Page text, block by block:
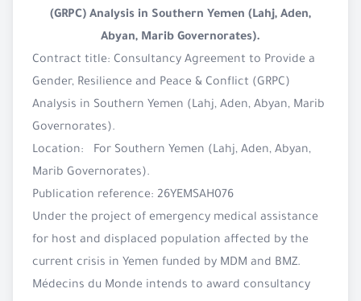
(GRPC) Analysis in Southern Yemen (Lahj, Aden,
Abyan, Marib Governorates).
Contract title: Consultancy Agreement to Provide a
Gender, Resilience and Peace & Conflict (GRPC)
Analysis in Southern Yemen (Lahj, Aden, Abyan, Marib
Governorates).
Location: For Southern Yemen (Lahj, Aden, Abyan,
Marib Governorates).
Publication reference: 26YEMSAH076
Under the project of emergency medical assistance
for host and displaced population affected by the
current crisis in Yemen funded by MDM and BMZ.
Médecins du Monde intends to award consultancy